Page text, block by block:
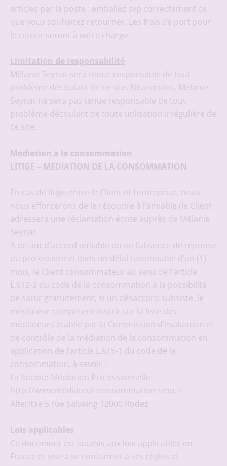
articles par la poste : emballez svp correctement ce
que vous souhaitez retourner. Les frais de port pour
le retour seront à votre charge.
Limitation de responsabilité
Mélanie Seynat sera tenue responsable de tout
problème découlant de ce site. Néanmoins, Mélanie
Seynat ne sera pas tenue responsable de tout
problème découlant de toute utilisation irrégulière de
ce site.
Médiation à la consommation
LITIGE – MEDIATION DE LA CONSOMMATION
En cas de litige entre le Client et l’entreprise, nous
nous efforcerons de le résoudre à l’amiable (le Client
adressera une réclamation écrite auprès de Mélanie
Seynat.
A défaut d’accord amiable ou en l’absence de réponse
du professionnel dans un délai raisonnable d’un (1)
mois, le Client consommateur au sens de l’article
L.612-2 du code de la consommation a la possibilité
de saisir gratuitement, si un désaccord subsiste, le
médiateur compétent inscrit sur la liste des
médiateurs établie par la Commission d’évaluation et
de contrôle de la médiation de la consommation en
application de l’article L.615-1 du code de la
consommation, à savoir :
La Société Médiation Professionnelle
http://www.mediateur-consommation-smp.fr
Alteritae 5 rue Salvaing 12000 Rodez
Lois applicables
Ce document est soumis aux lois applicables en
France et vise à se conformer à ses règles et